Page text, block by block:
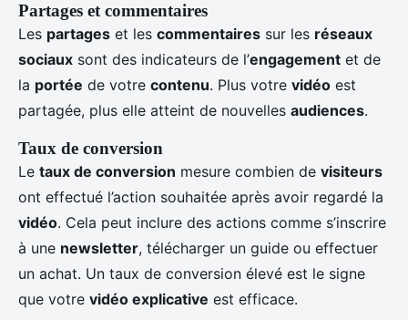
Partages et commentaires
Les partages et les commentaires sur les réseaux
sociaux sont des indicateurs de l’engagement et de
la portée de votre contenu. Plus votre vidéo est
partagée, plus elle atteint de nouvelles audiences.
Taux de conversion
Le taux de conversion mesure combien de visiteurs
ont effectué l’action souhaitée après avoir regardé la
vidéo. Cela peut inclure des actions comme s’inscrire
à une newsletter, télécharger un guide ou effectuer
un achat. Un taux de conversion élevé est le signe
que votre vidéo explicative est efficace.